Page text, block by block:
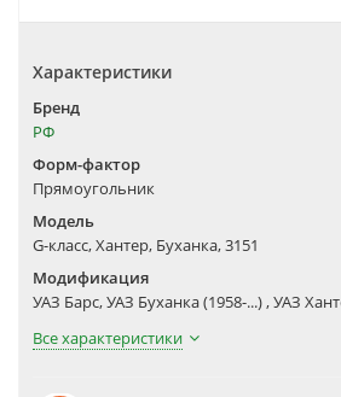
Характеристики
Бренд
РФ
Форм-фактор
Прямоугольник
Модель
G-класс, Хантер, Буханка, 3151
Модификация
УАЗ Барс, УАЗ Буханка (1958-...) , УАЗ
Все характеристики